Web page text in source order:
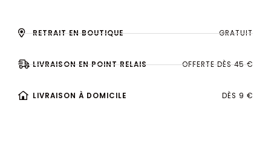
RETRAIT EN BOUTIQUE GRATUIT
LIVRAISON EN POINT RELAIS OFFERTE DÈS 45 €
LIVRAISON À DOMICILE DÈS 9 €